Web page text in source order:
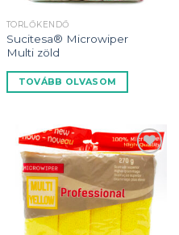
TÖRLŐKENDŐ
Sucitesa® Microwiper
Multi zöld
TOVÁBB OLVASOM
Kedvencekhez